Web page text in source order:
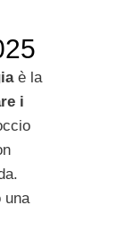
è la
i
una